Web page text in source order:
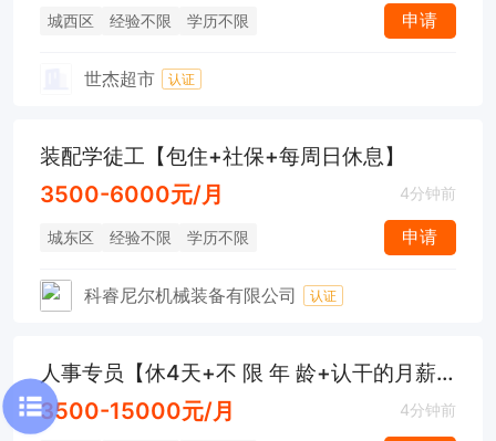
城西区 经验不限 学历不限 申请
世杰超市 认证
装配学徒工【包住+社保+每周日休息】
3500-6000元/月 4分钟前
城东区 经验不限 学历不限 申请
科睿尼尔机械装备有限公司 认证
人事专员【休4天+不 限 年 龄+认干的月薪过万】
3500-15000元/月 4分钟前